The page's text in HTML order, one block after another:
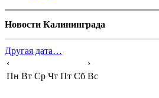
Новости Калининграда
Другая дата…
‹
›
Пн Вт Ср Чт Пт Сб Вс